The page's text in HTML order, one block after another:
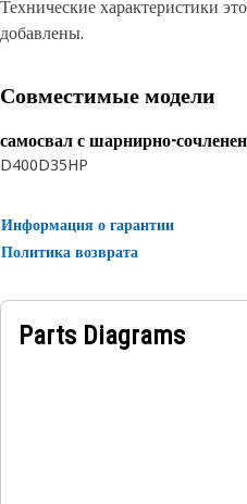
Технические характеристики
добавлены.
Совместимые модели
самосвал с шарнирно-
D400D35HP
Информация о гарантии
Политика возврата
Parts Diagrams